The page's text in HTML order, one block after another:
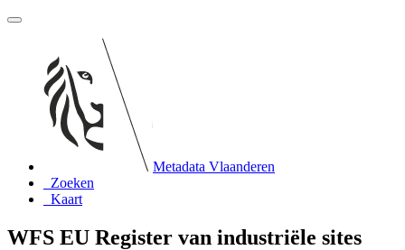
Metadata Vlaanderen
Zoeken
Kaart
WFS EU Register van industriële sites